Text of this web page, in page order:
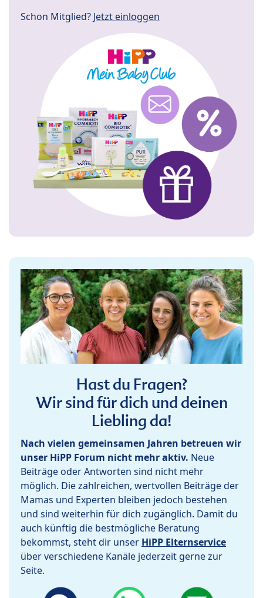
Schon Mitglied? Jetzt einloggen
Hast du Fragen?
Wir sind für dich und deinen
Liebling da!
Nach vielen gemeinsamen Jahren betreuen wir
unser HiPP Forum nicht mehr aktiv. Neue
Beiträge oder Antworten sind nicht mehr
möglich. Die zahlreichen, wertvollen Beiträge der
Mamas und Experten bleiben jedoch bestehen
und sind weiterhin für dich zugänglich. Damit du
auch künftig die bestmögliche Beratung
bekommst, steht dir unser HiPP Elternservice
über verschiedene Kanäle jederzeit gerne zur
Seite.